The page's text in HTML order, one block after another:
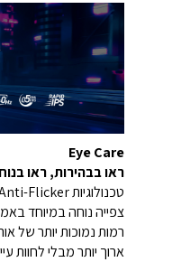
Eye Care
ראו בבהירות, ראו
צפייה נוחה במיוחד
רמות נמוכות יותר של
ארוך יותר מבלי לחוות